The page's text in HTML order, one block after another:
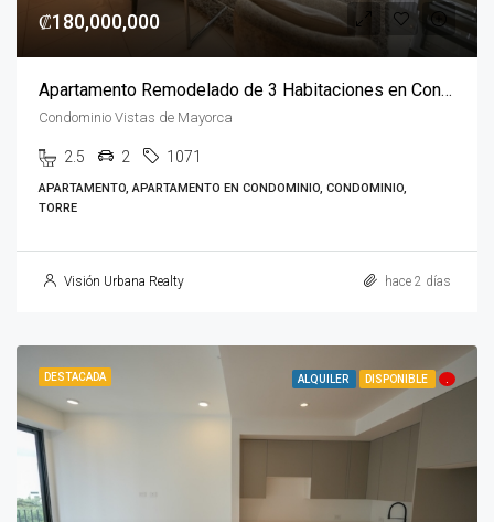
₡180,000,000
Apartamento Remodelado de 3 Habitaciones en Condominio Vistas de Mayorca
Condominio Vistas de Mayorca
2.5 2 1071
APARTAMENTO, APARTAMENTO EN CONDOMINIO, CONDOMINIO,
TORRE
Visión Urbana Realty hace 2 días
DESTACADA ALQUILER DISPONIBLE